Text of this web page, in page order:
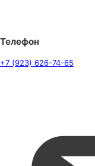
Телефон
+7 (923) 626-74-65